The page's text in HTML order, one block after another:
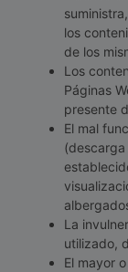
los
de los
Los
Páginas
presente
El mal
La
utilizado,
El mayor